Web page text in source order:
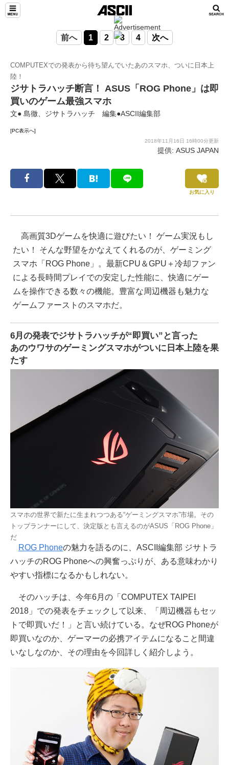
前へ 1 2 3 4 次へ
COMPUTEXでの発表から待ち望んでいたあのスマホ、ついに日本上
陸！
ジサトラハッチ断言！ ASUS「ROG Phone」は即
買いのゲーム最強スマホ
文● 島徹、ジサトラハッチ 編集●ASCII編集部
[PC表示へ]
2018年11月16日 16時00分更新
提供: ASUS JAPAN
お気に入り
高画質3Dゲームを快適に遊びたい！ ゲーム実況もし
たい！ そんな野望をかなえてくれるのが、ゲーミング
スマホ「ROG Phone」。最新CPU＆GPU＋冷却ファン
による長時間プレイでの安定した性能に、快適にゲー
ムを操作できる数々の機能。豊富な周辺機器も魅力な
ゲームファーストのスマホだ。
6月の発表でジサトラハッチが“即買い”と言った
あのウワサのゲーミングスマホがついに日本上陸を果
たす
スマホの世界で新たに生まれつつある“ゲーミングスマホ”市場。その
トップランナーにして、決定版とも言えるのがASUS「ROG Phone」
だ
ROG Phoneの魅力を語るのに、ASCII編集部 ジサトラ
ハッチのROG Phoneへの興奮っぷりが、ある意味わかり
やすい指標になるかもしれない。
そのハッチは、今年6月の「COMPUTEX TAIPEI
2018」での発表をチェックして以来、「周辺機器もセッ
トで即買いだ！」と言い続けている。なぜROG Phoneが
即買いなのか、ゲーマーの必携アイテムになること間違
いなしなのか、その理由を今回詳しく紹介しよう。